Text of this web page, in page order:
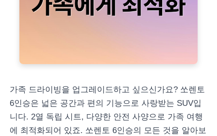
가족 드라이빙을 업그레이드하고 싶으신가요? 쏘렌토
6인승은 넓은 공간과 편의 기능으로 사랑받는 SUV입
니다. 2열 독립 시트, 다양한 안전 사양으로 가족 여행
에 최적화되어 있죠. 쏘렌토 6인승의 모든 것을 알아보